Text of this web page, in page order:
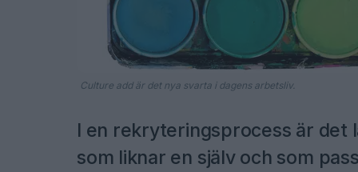
Culture add är det nya svarta i dagens arbetsliv.
I en rekryteringsprocess är det
som liknar en själv och som